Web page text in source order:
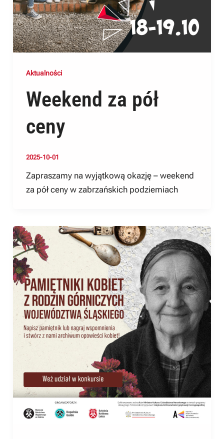
Aktualności
Weekend za pół
ceny
2025-10-01
Zapraszamy na wyjątkową okazję – weekend
za pół ceny w zabrzańskich podziemiach